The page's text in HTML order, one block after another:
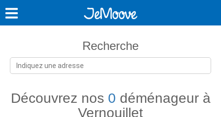
Recherche
Découvrez nos 0 déménageur à
Vernouillet